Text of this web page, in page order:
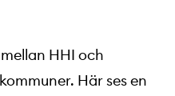
HHI och
Här ses en